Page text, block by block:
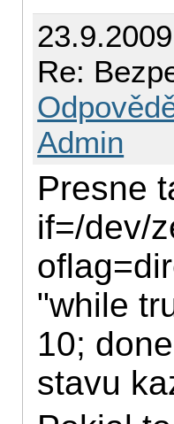
Re:
Admin
Presne
if=/dev/
"while
10;
stavu